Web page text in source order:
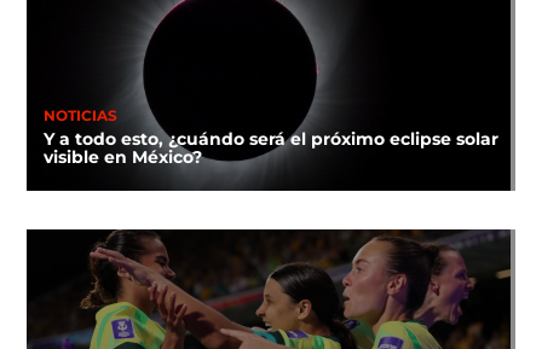
NOTICIAS
Y a todo esto, ¿cuándo será el próximo eclipse solar
visible en México?